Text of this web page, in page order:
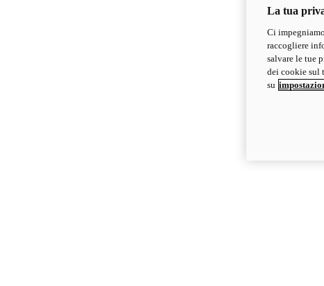
La tua
Ci
raccogliere
salvare le tue
dei cookie sul
su